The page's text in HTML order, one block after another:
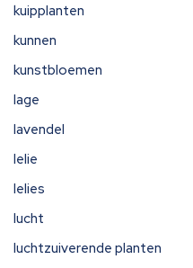
kuipplanten
kunnen
kunstbloemen
lage
lavendel
lelie
lelies
lucht
luchtzuiverende planten